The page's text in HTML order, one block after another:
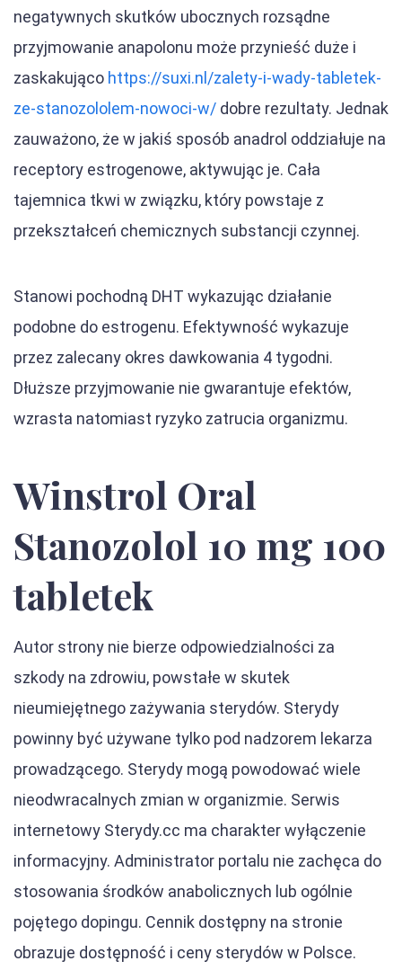
negatywnych skutków ubocznych rozsądne
przyjmowanie anapolonu może przynieść duże i
zaskakująco https://suxi.nl/zalety-i-wady-tabletek-
ze-stanozololem-nowoci-w/ dobre rezultaty. Jednak
zauważono, że w jakiś sposób anadrol oddziałuje na
receptory estrogenowe, aktywując je. Cała
tajemnica tkwi w związku, który powstaje z
przekształceń chemicznych substancji czynnej.
Stanowi pochodną DHT wykazując działanie
podobne do estrogenu. Efektywność wykazuje
przez zalecany okres dawkowania 4 tygodni.
Dłuższe przyjmowanie nie gwarantuje efektów,
wzrasta natomiast ryzyko zatrucia organizmu.
Winstrol Oral
Stanozolol 10 mg 100
tabletek
Autor strony nie bierze odpowiedzialności za
szkody na zdrowiu, powstałe w skutek
nieumiejętnego zażywania sterydów. Sterydy
powinny być używane tylko pod nadzorem lekarza
prowadzącego. Sterydy mogą powodować wiele
nieodwracalnych zmian w organizmie. Serwis
internetowy Sterydy.cc ma charakter wyłączenie
informacyjny. Administrator portalu nie zachęca do
stosowania środków anabolicznych lub ogólnie
pojętego dopingu. Cennik dostępny na stronie
obrazuje dostępność i ceny sterydów w Polsce.